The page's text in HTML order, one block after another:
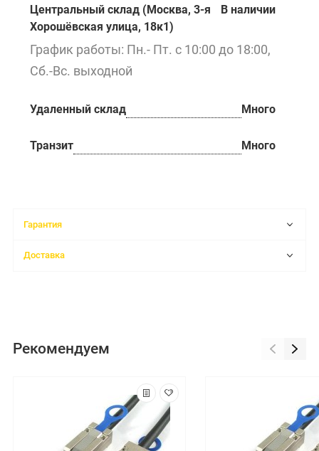
Центральный склад (Москва, 3-я
Хорошёвская улица, 18к1)
В наличии
График работы: Пн.- Пт. с 10:00 до 18:00,
Сб.-Вс. выходной
Удаленный склад Много
Транзит Много
Гарантия
Доставка
Рекомендуем